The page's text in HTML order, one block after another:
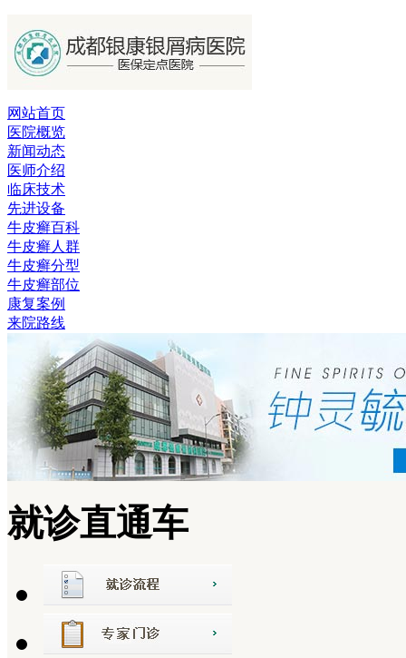
网站首页
医院概览
新闻动态
医师介绍
临床技术
先进设备
牛皮癣百科
牛皮癣人群
牛皮癣分型
牛皮癣部位
康复案例
来院路线
就诊直通车